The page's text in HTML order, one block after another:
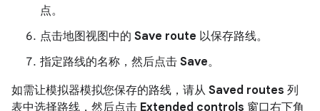
点。
点击地图视图中的 Save route 以保存路线。
指定路线的名称，然后点击 Save。
如需让模拟器模拟您保存的路线，请从 Saved routes 列
表中选择路线，然后点击 Extended controls 窗口右下角